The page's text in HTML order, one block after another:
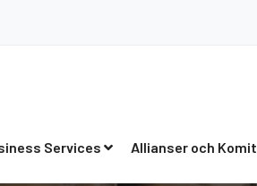
Services Allianser och